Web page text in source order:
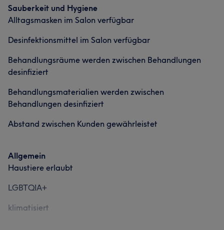
Sauberkeit und Hygiene
Alltagsmasken im Salon verfügbar
Desinfektionsmittel im Salon verfügbar
Behandlungsräume werden zwischen Behandlungen
desinfiziert
Behandlungsmaterialien werden zwischen
Behandlungen desinfiziert
Abstand zwischen Kunden gewährleistet
Allgemein
Haustiere erlaubt
LGBTQIA+
klimatisiert